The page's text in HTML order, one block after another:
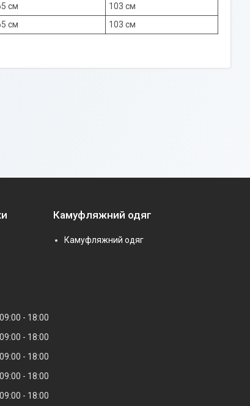
см
103 см
см 103 см
Камуфляжний одяг
Камуфляжний одяг
09:00
18:00
09:00
18:00
09:00
18:00
09:00
18:00
09:00 18:00